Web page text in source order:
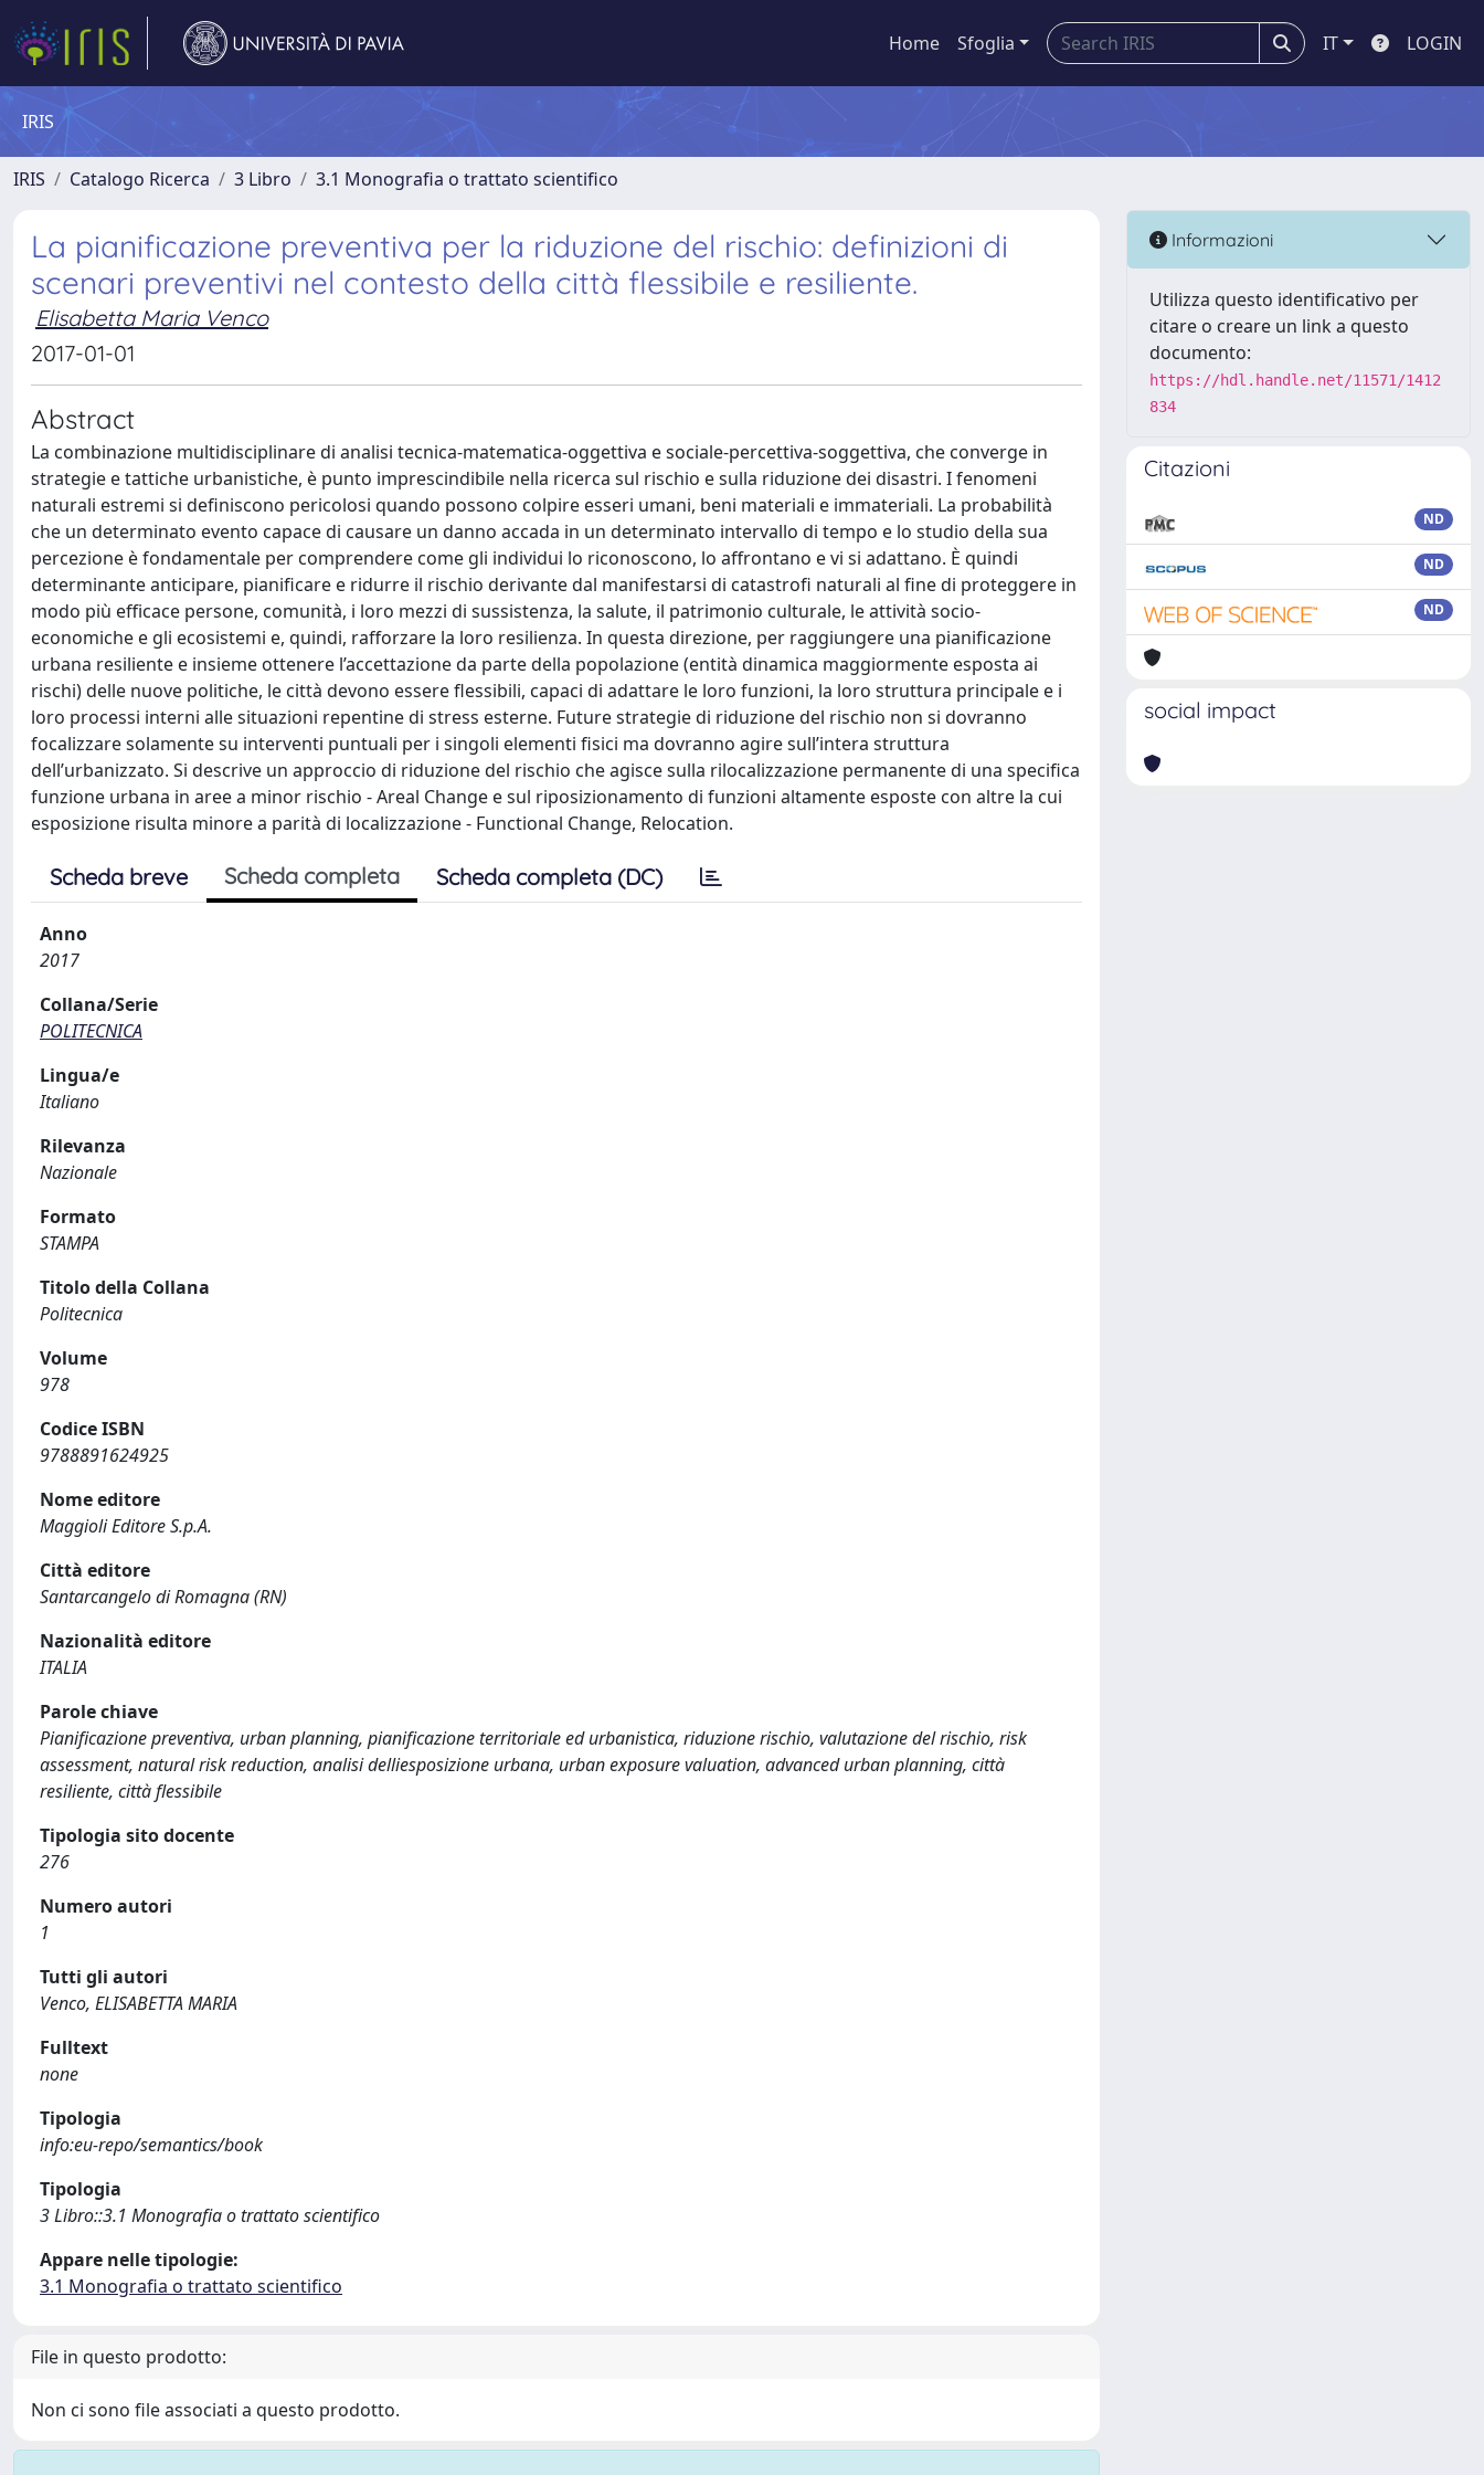
Home Sfoglia IT LOGIN
IRIS
IRIS Catalogo Ricerca 3 Libro 3.1 Monografia o trattato scientifico
La pianificazione preventiva per la riduzione del rischio: definizioni di
scenari preventivi nel contesto della città flessibile e resiliente.
Elisabetta Maria Venco
2017-01-01
Abstract
La combinazione multidisciplinare di analisi tecnica-matematica-oggettiva e sociale-percettiva-soggettiva, che converge in
strategie e tattiche urbanistiche, è punto imprescindibile nella ricerca sul rischio e sulla riduzione dei disastri. I fenomeni
naturali estremi si definiscono pericolosi quando possono colpire esseri umani, beni materiali e immateriali. La probabilità
che un determinato evento capace di causare un danno accada in un determinato intervallo di tempo e lo studio della sua
percezione è fondamentale per comprendere come gli individui lo riconoscono, lo affrontano e vi si adattano. È quindi
determinante anticipare, pianificare e ridurre il rischio derivante dal manifestarsi di catastrofi naturali al fine di proteggere in
modo più efficace persone, comunità, i loro mezzi di sussistenza, la salute, il patrimonio culturale, le attività socio-
economiche e gli ecosistemi e, quindi, rafforzare la loro resilienza. In questa direzione, per raggiungere una pianificazione
urbana resiliente e insieme ottenere l’accettazione da parte della popolazione (entità dinamica maggiormente esposta ai
rischi) delle nuove politiche, le città devono essere flessibili, capaci di adattare le loro funzioni, la loro struttura principale e i
loro processi interni alle situazioni repentine di stress esterne. Future strategie di riduzione del rischio non si dovranno
focalizzare solamente su interventi puntuali per i singoli elementi fisici ma dovranno agire sull’intera struttura
dell’urbanizzato. Si descrive un approccio di riduzione del rischio che agisce sulla rilocalizzazione permanente di una specifica
funzione urbana in aree a minor rischio - Areal Change e sul riposizionamento di funzioni altamente esposte con altre la cui
esposizione risulta minore a parità di localizzazione - Functional Change, Relocation.
Scheda breve Scheda completa Scheda completa (DC)
Anno
2017
Collana/Serie
POLITECNICA
Lingua/e
Italiano
Rilevanza
Nazionale
Formato
STAMPA
Titolo della Collana
Politecnica
Volume
978
Codice ISBN
9788891624925
Nome editore
Maggioli Editore S.p.A.
Città editore
Santarcangelo di Romagna (RN)
Nazionalità editore
ITALIA
Parole chiave
Pianificazione preventiva, urban planning, pianificazione territoriale ed urbanistica, riduzione rischio, valutazione del rischio, risk
assessment, natural risk reduction, analisi delliesposizione urbana, urban exposure valuation, advanced urban planning, città
resiliente, città flessibile
Tipologia sito docente
276
Numero autori
1
Tutti gli autori
Venco, ELISABETTA MARIA
Fulltext
none
Tipologia
info:eu-repo/semantics/book
Tipologia
3 Libro::3.1 Monografia o trattato scientifico
Appare nelle tipologie:
3.1 Monografia o trattato scientifico
File in questo prodotto:
Non ci sono file associati a questo prodotto.
Informazioni
Utilizza questo identificativo per
citare o creare un link a questo
documento:
https://hdl.handle.net/11571/1412
834
Citazioni
ND
ND
ND
social impact